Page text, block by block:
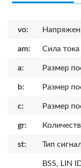
vo:
am: Сила тока
a: Размер
b: Размер
c: Размер
gr:
st: Тип
BSS, LIN